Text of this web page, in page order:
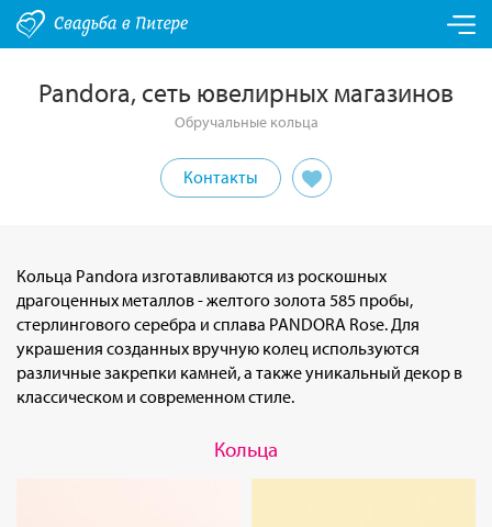
Pandora, сеть ювелирных магазинов
Обручальные кольца
Контакты
Кольца Pandora изготавливаются из роскошных
драгоценных металлов - желтого золота 585 пробы,
стерлингового серебра и сплава PANDORA Rose. Для
украшения созданных вручную колец используются
различные закрепки камней, а также уникальный декор в
классическом и современном стиле.
Кольца